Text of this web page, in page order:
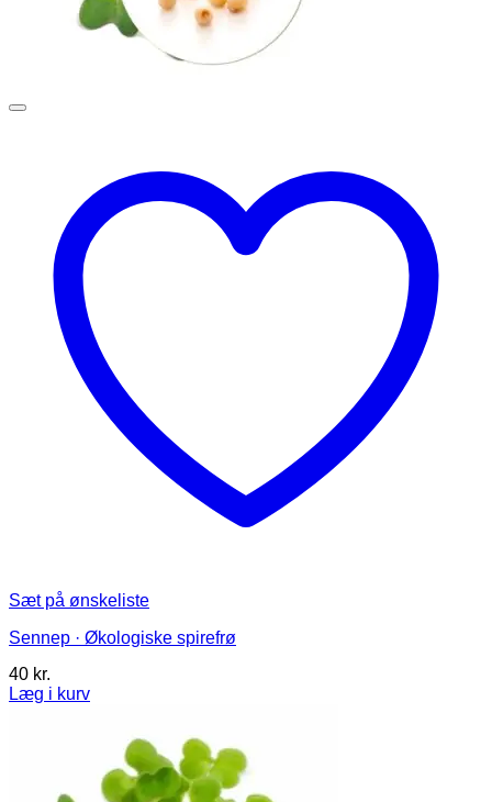
Sæt på ønskeliste
Sennep · Økologiske spirefrø
40 kr.
Læg i kurv
varianter.